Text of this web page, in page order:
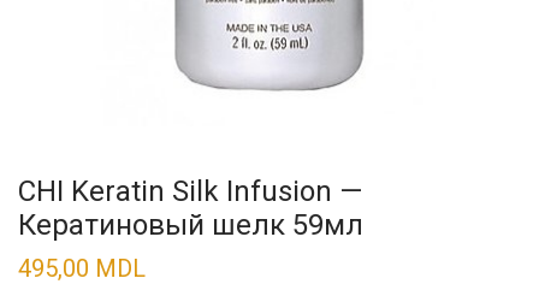
CHI Keratin Silk Infusion —
Кератиновый шелк 59мл
495,00 MDL